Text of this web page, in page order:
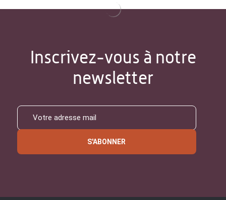
Inscrivez-vous à notre
newsletter
S'ABONNER